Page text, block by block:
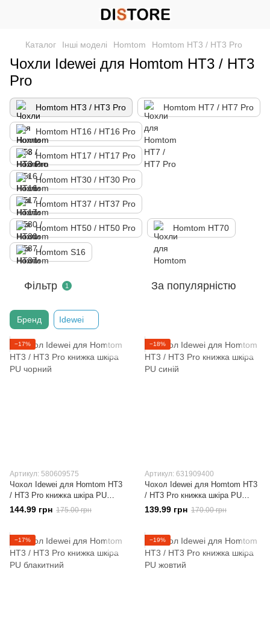
Каталог Інші моделі Homtom Homtom HT3 / HT3 Pro
Чохли Idewei для Homtom HT3 / HT3
Pro
Homtom HT3 / HT3 Pro Homtom HT7 / HT7 Pro
Homtom HT16 / HT16 Pro
Homtom HT17 / HT17 Pro
Homtom HT30 / HT30 Pro
Homtom HT37 / HT37 Pro
Homtom HT50 / HT50 Pro Homtom HT70
Homtom S16
Фільтр 1 За популярністю
Бренд Idewei
−17%
Артикул: 580609575
Чохол Idewei для Homtom HT3
/ HT3 Pro книжка шкіра PU
чорний
144.99 грн 175.00 грн
−18%
Артикул: 631909400
Чохол Idewei для Homtom HT3
/ HT3 Pro книжка шкіра PU
синій
139.99 грн 170.00 грн
−17% −19%